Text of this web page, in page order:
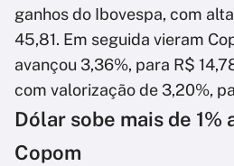
ganhos do Ibovespa, com
45,81. Em seguida vieram
avançou 3,36%, para R$
com valorização de 3,20%,
Dólar sobe mais de 1%
Copom